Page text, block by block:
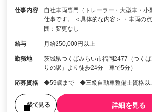
仕事内容
自社車両専門（トレーラー・大型車・小
仕事です。 ＜具体的な内容＞ ・車両の
囲：変更なし
給与 月給250,000円以上
勤務地
茨城県つくばみらい市福岡2477（つく
りの駅」より徒歩24分 車で5分）
応募資格 ◆59歳まで ◆三級自動車整備士資格以
後で見る 詳細を見る